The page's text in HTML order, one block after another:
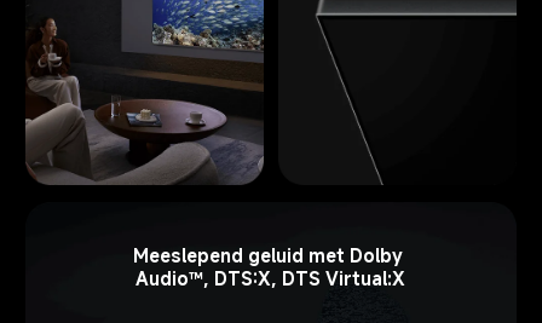
Meeslepend geluid met Dolby
Audio™, DTS:X, DTS Virtual:X